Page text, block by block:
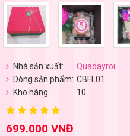
Nhà sản xuất:
Quadayroi
Dòng sản phẩm: CBFL01
Kho hàng:
10
699.000 VNĐ